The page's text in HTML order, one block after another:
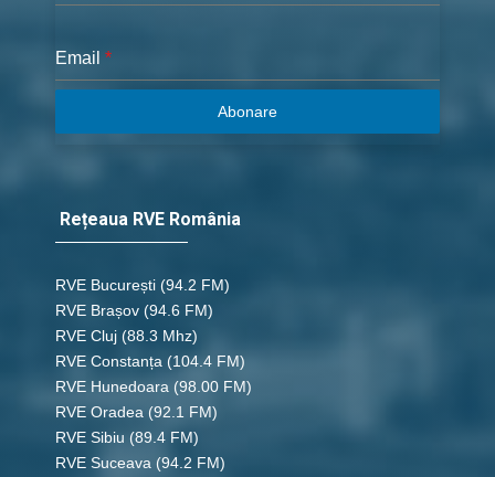
Email *
Abonare
Rețeaua RVE România
RVE București (94.2 FM)
RVE Brașov (94.6 FM)
RVE Cluj (88.3 Mhz)
RVE Constanța (104.4 FM)
RVE Hunedoara (98.00 FM)
RVE Oradea (92.1 FM)
RVE Sibiu (89.4 FM)
RVE Suceava (94.2 FM)